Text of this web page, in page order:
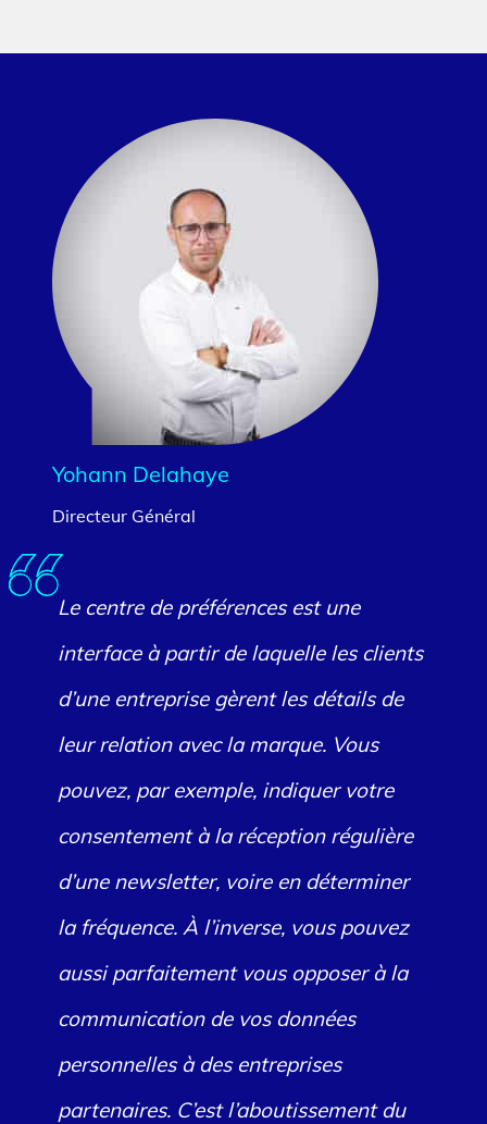
Yohann Delahaye
Directeur Général
Le centre de préférences est une
interface à partir de laquelle les clients
d’une entreprise gèrent les détails de
leur relation avec la marque. Vous
pouvez, par exemple, indiquer votre
consentement à la réception régulière
d’une newsletter, voire en déterminer
la fréquence. À l’inverse, vous pouvez
aussi parfaitement vous opposer à la
communication de vos données
personnelles à des entreprises
partenaires. C’est l’aboutissement du